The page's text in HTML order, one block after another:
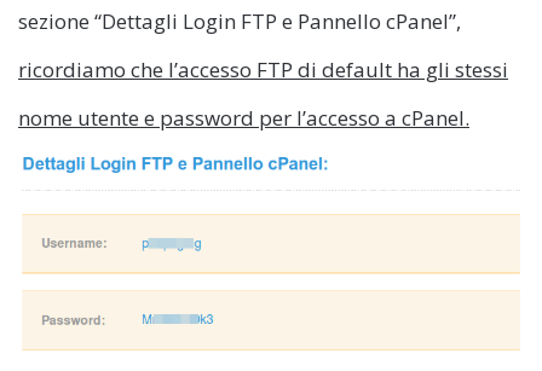
sezione “Dettagli Login FTP e Pannello cPanel”,
ricordiamo che l’accesso FTP di default ha gli stessi
nome utente e password per l’accesso a cPanel.